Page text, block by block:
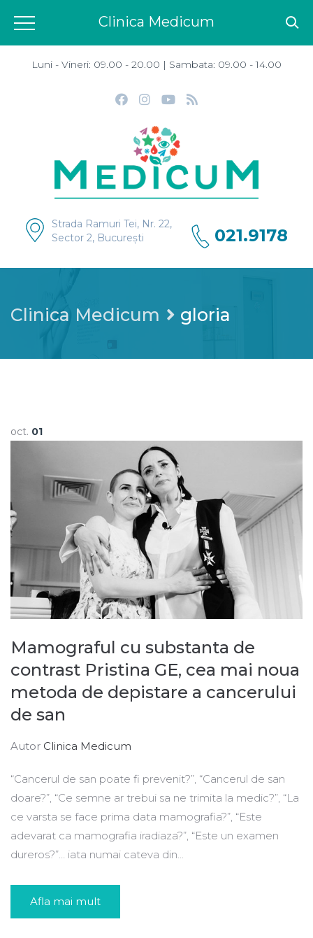
Luni - Vineri: 09.00 - 20.00 | Sambata: 09.00 - 14.00
Strada Ramuri Tei, Nr. 22,
Sector 2, București
021.9178
Clinica Medicum gloria
oct. 01
Mamograful cu substanta de
contrast Pristina GE, cea mai noua
metoda de depistare a cancerului
de san
Autor Clinica Medicum
“Cancerul de san poate fi prevenit?”, “Cancerul de san
doare?”, “Ce semne ar trebui sa ne trimita la medic?”, “La
ce varsta se face prima data mamografia?”, “Este
adevarat ca mamografia iradiaza?”, “Este un examen
dureros?”… iata numai cateva din...
Afla mai mult
Clinica Medicum